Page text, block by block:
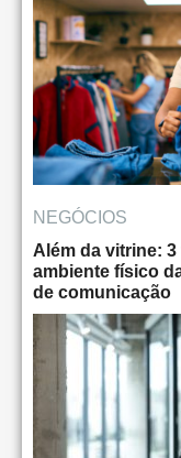
NEGÓCIOS
Além da vitrine:
ambiente físico
de comunicação